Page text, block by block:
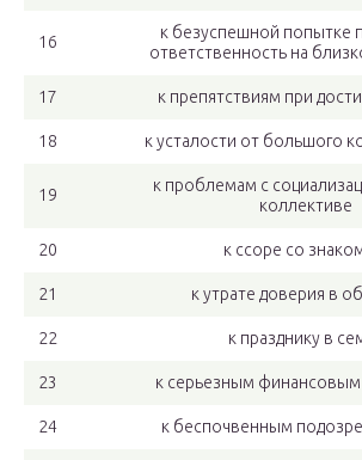
16
к безуспешной попытке
ответственность на
17 к препятствиям при
18 к усталости от большого
19
к проблемам с
коллективе
20 к ссоре со
21 к утрате доверия в
22 к празднику в
23 к серьезным
24 к беспочвенным